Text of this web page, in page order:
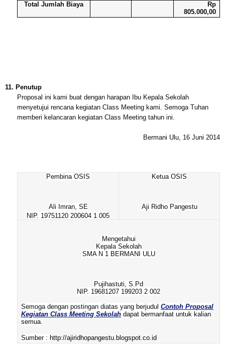
Total Jumlah Biaya
Rp
805.000,00
11. Penutup
Proposal ini kami buat dengan harapan Ibu Kepala Sekolah
menyetujui rencana kegiatan Class Meeting kami. Semoga Tuhan
memberi kelancaran kegiatan Class Meeting tahun ini.
Bermani Ulu, 16 Juni 2014
Pembina OSIS
Ali Imran, SE
NIP. 19751120 200604 1 005
Ketua OSIS
Aji Ridho Pangestu
Mengetahui
Kepala Sekolah
SMA N 1 BERMANI ULU
Pujihastuti, S.Pd
NIP. 19681207 199203 2 002
Semoga dengan postingan diatas yang berjudulContoh Proposal
Kegiatan Class Meeting Sekolah dapat bermanfaat untuk kalian
semua.
Sumber : http://ajiridhopangestu.blogspot.co.id